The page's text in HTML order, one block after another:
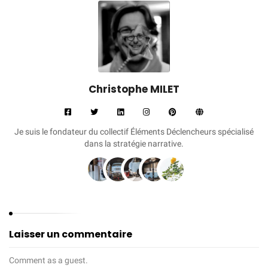
Christophe MILET
Je suis le fondateur du collectif Éléments Déclencheurs spécialisé
dans la stratégie narrative.
Laisser un commentaire
Comment as a guest.
Bonjour et Bienvenue !
Vous êtes libres de recevoirgratuitement
avant d'acheter son boîtier ou sa caméra
aidera à :
➜Faire le bon choix